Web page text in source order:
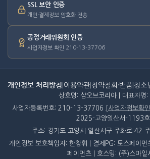
SSL 보안 인증
개인·결제정보 암호화 전송
공정거래위원회 인증
사업자정보 확인 210-13-37706
개인정보 처리방침 이용약관 청약철회·반품 청소
상호명: 샵오브코리아 | 대표자명:
사업자등록번호: 210-13-37706
[사업자정보확인]
2025-고양일산서-1193호
주소: 경기도 고양시 일산서구 주화로 42
개인정보 보호책임자: 한창휘 | 결제PG: 토스페이
페이먼츠 | 호스팅: (주)스마일